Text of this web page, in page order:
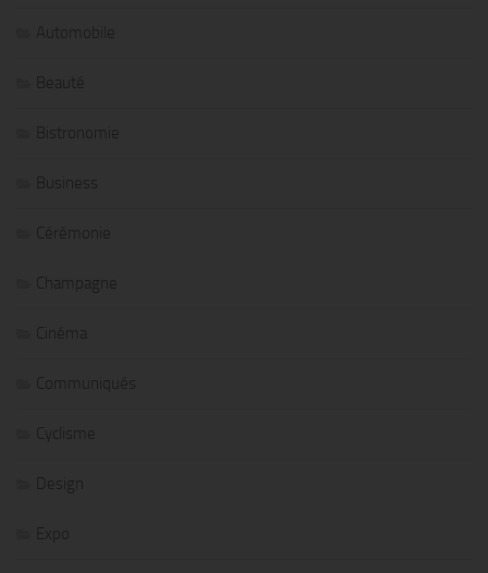
Automobile
Beauté
Bistronomie
Business
Cérémonie
Champagne
Cinéma
Communiqués
Cyclisme
Design
Expo